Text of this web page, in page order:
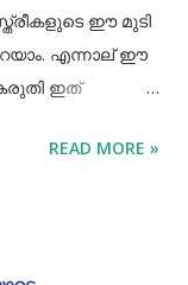
ഈ മുടി
എന്നാല് ഈ
ഇത്
വളര്‍ച്ചയ്ക്ക്
READ MORE »